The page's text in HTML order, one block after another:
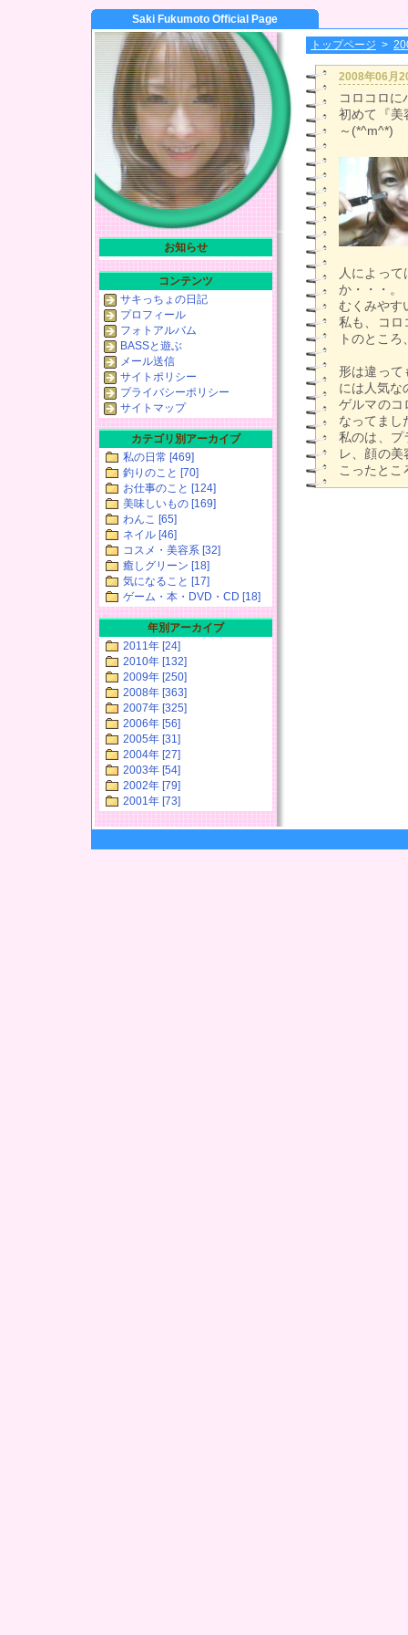
Saki Fukumoto Official Page
トップページ >
2008年06月
コロコロに
初めて『美
～(*^m^*)
人によっ
か・・・。
むくみやす
私も、コロ
トのとこ
形は違って
には人気な
ゲルマのコ
なってまし
私のは、プ
レ、顔の
こったとこ
お知らせ
コンテンツ
サキっちょの日記
プロフィール
フォトアルバム
BASSと遊ぶ
メール送信
サイトポリシー
プライバシーポリシー
サイトマップ
カテゴリ別アーカイブ
私の日常 [469]
釣りのこと [70]
お仕事のこと [124]
美味しいもの [169]
わんこ [65]
ネイル [46]
コスメ・美容系 [32]
癒しグリーン [18]
気になること [17]
ゲーム・本・DVD・CD [18]
年別アーカイブ
2011年 [24]
2010年 [132]
2009年 [250]
2008年 [363]
2007年 [325]
2006年 [56]
2005年 [31]
2004年 [27]
2003年 [54]
2002年 [79]
2001年 [73]